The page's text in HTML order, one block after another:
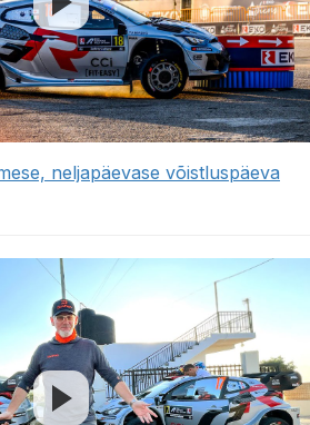
neljapäevase võistluspäeva